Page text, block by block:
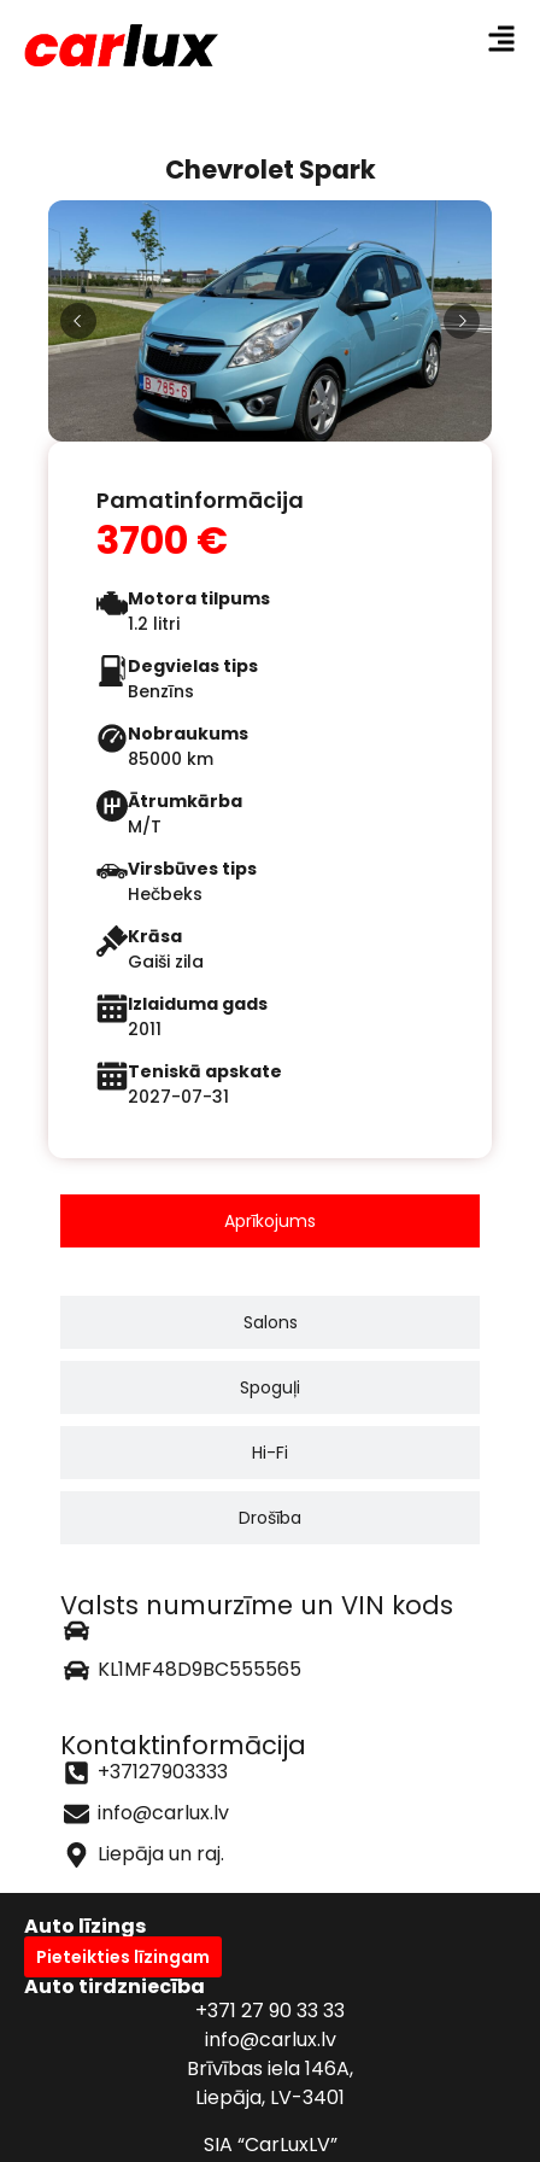
Chevrolet Spark
Pamatinformācija
3700 €
Motora tilpums
1.2 litri
Degvielas tips
Benzīns
Nobraukums
85000 km
Ātrumkārba
M/T
Virsbūves tips
Hečbeks
Krāsa
Gaiši zila
Izlaiduma gads
2011
Teniskā apskate
2027-07-31
Aprīkojums
Salons
Spoguļi
Hi-Fi
Drošība
Valsts numurzīme un VIN kods
KL1MF48D9BC555565
Kontaktinformācija
+37127903333
info@carlux.lv
Liepāja un raj.
Auto līzings
Pieteikties līzingam
Auto tirdzniecība
+371 27 90 33 33
info@carlux.lv
Brīvības iela 146A,
Liepāja, LV-3401
SIA “CarLuxLV”